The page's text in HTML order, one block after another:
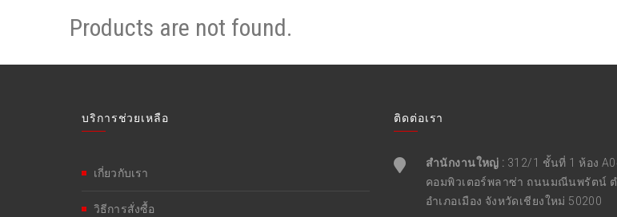
Products are not found.
บริการช่วยเหลือ
เกี่ยวกับเรา
วิธีการสั่งซื้อ
ติดต่อเรา
สำนักงานใหญ่ : 312/1 ชั้นที่ 1 ห้อง
คอมพิวเตอร์พลาซ่า ถนนมณีนพรัตน์
อำเภอเมือง จังหวัดเชียงใหม่ 50200